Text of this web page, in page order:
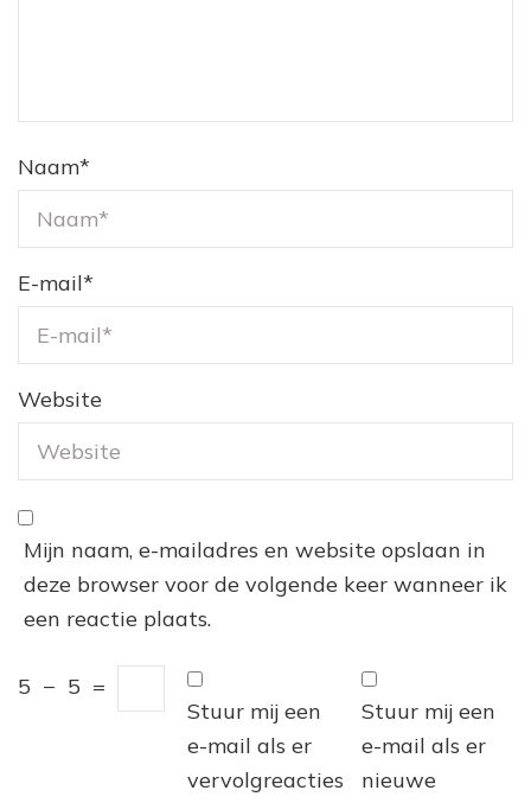
Naam*
E-mail*
Website
Mijn naam, e-mailadres en website opslaan in
deze browser voor de volgende keer wanneer ik
een reactie plaats.
5 − 5 =
Stuur mij een
e-mail als er
vervolgreacties
Stuur mij een
e-mail als er
nieuwe